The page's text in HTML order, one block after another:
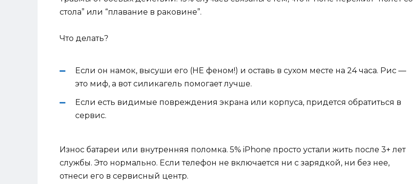
стола” или “плавание в раковине”.
Что делать?
Если он намок, высуши его (НЕ феном!) и оставь в сухом месте на 24 часа. Рис —
это миф, а вот силикагель помогает лучше.
Если есть видимые повреждения экрана или корпуса, придется обратиться в
сервис.
Износ батареи или внутренняя поломка. 5% iPhone просто устали жить после 3+ лет
службы. Это нормально. Если телефон не включается ни с зарядкой, ни без нее,
отнеси его в сервисный центр.